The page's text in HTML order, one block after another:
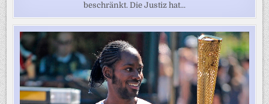
beschränkt. Die Justiz hat...